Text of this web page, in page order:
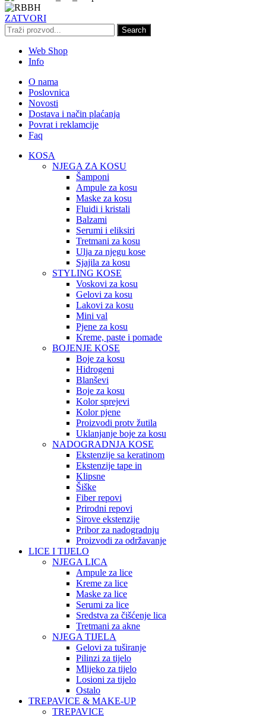
ZATVORI
Search
Web Shop
Info
O nama
Poslovnica
Novosti
Dostava i način plaćanja
Povrat i reklamcije
Faq
KOSA
NJEGA ZA KOSU
Šamponi
Ampule za kosu
Maske za kosu
Fluidi i kristali
Balzami
Serumi i eliksiri
Tretmani za kosu
Ulja za njegu kose
Sjajila za kosu
STYLING KOSE
Voskovi za kosu
Gelovi za kosu
Lakovi za kosu
Mini val
Pjene za kosu
Kreme, paste i pomade
BOJENJE KOSE
Boje za kosu
Hidrogeni
Blanševi
Boje za kosu
Kolor sprejevi
Kolor pjene
Proizvodi protv žutila
Uklanjanje boje za kosu
NADOGRADNJA KOSE
Ekstenzije sa keratinom
Ekstenzije tape in
Klipsne
Šiške
Fiber repovi
Prirodni repovi
Sirove ekstenzije
Pribor za nadogradnju
Proizvodi za održavanje
LICE I TIJELO
NJEGA LICA
Ampule za lice
Kreme za lice
Maske za lice
Serumi za lice
Sredstva za čišćenje lica
Tretmani za akne
NJEGA TIJELA
Gelovi za tuširanje
Pilinzi za tijelo
Mlijeko za tijelo
Losioni za tijelo
Ostalo
TREPAVICE & MAKE-UP
TREPAVICE